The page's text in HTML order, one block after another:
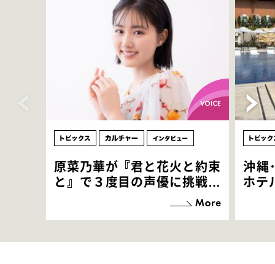
原菜乃華が『君と花火と約束
と』で３度目の声優に挑戦！
「お邪魔させてもらっている
感覚ですが､お芝居に没頭で
沖縄
ホテ